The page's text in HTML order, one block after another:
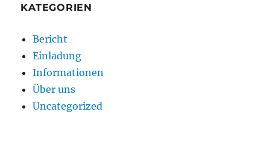
KATEGORIEN
Bericht
Einladung
Informationen
Über uns
Uncategorized